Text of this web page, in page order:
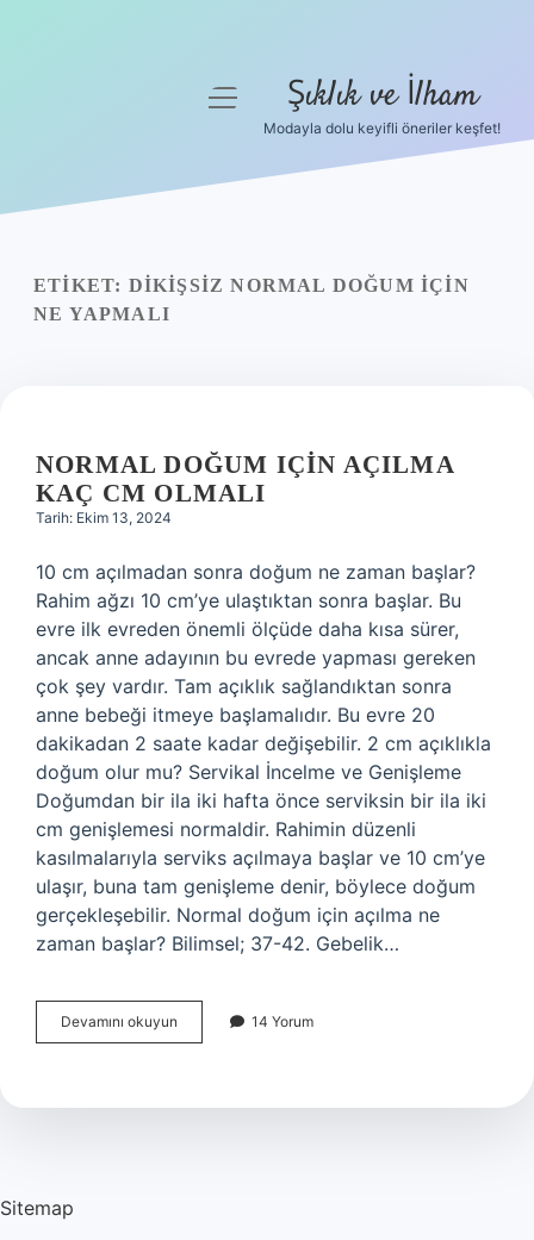
Yasal Uyarı
menüyü
Şıklık ve İlham
Modayla dolu keyifli öneriler keşfet!
ETIKET: DIKIŞSIZ NORMAL DOĞUM IÇIN
NE YAPMALI
NORMAL DOĞUM IÇIN AÇILMA
KAÇ CM OLMALI
Tarih: Ekim 13, 2024
10 cm açılmadan sonra doğum ne zaman başlar?
Rahim ağzı 10 cm’ye ulaştıktan sonra başlar. Bu
evre ilk evreden önemli ölçüde daha kısa sürer,
ancak anne adayının bu evrede yapması gereken
çok şey vardır. Tam açıklık sağlandıktan sonra
anne bebeği itmeye başlamalıdır. Bu evre 20
dakikadan 2 saate kadar değişebilir. 2 cm açıklıkla
doğum olur mu? Servikal İncelme ve Genişleme
Doğumdan bir ila iki hafta önce serviksin bir ila iki
cm genişlemesi normaldir. Rahimin düzenli
kasılmalarıyla serviks açılmaya başlar ve 10 cm’ye
ulaşır, buna tam genişleme denir, böylece doğum
gerçekleşebilir. Normal doğum için açılma ne
zaman başlar? Bilimsel; 37-42. Gebelik…
Devamını okuyun
Doğum
Kaç
14 Yorum
Sitemap